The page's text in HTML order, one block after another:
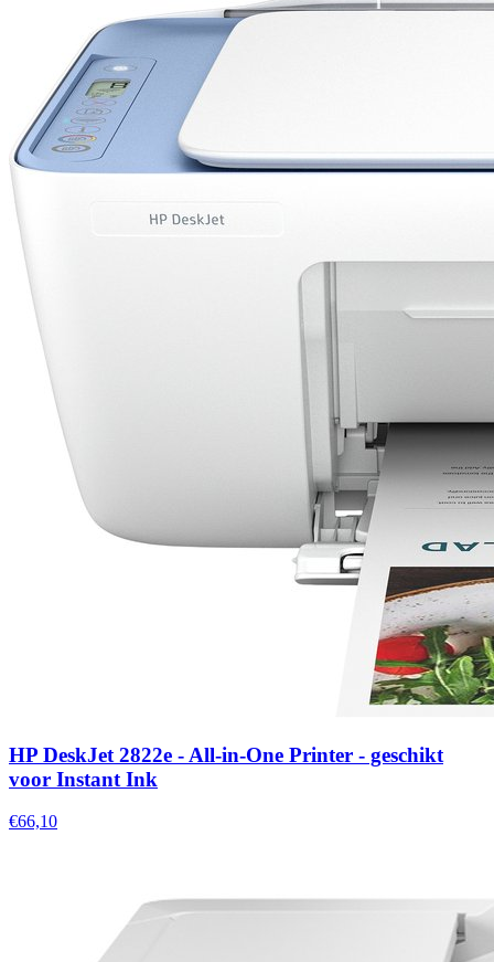
HP DeskJet 2822e - All-in-One Printer - geschikt
voor Instant Ink
€66,10